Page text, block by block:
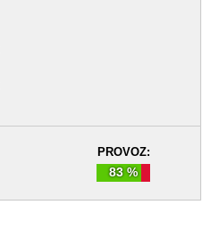
PROVOZ:
83 %